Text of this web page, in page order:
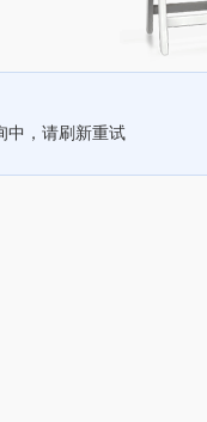
中，请刷新重试